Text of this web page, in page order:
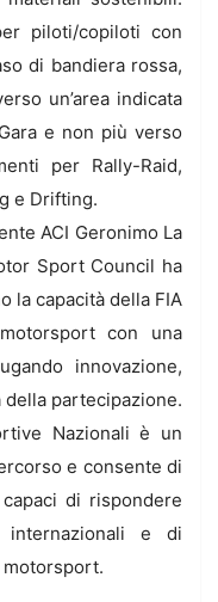
piloti/copiloti con
di bandiera rossa,
un’area indicata
e non più verso
per Rally-Raid,
e Drifting.
ACI Geronimo La
Sport Council ha
la capacità della FIA
con una
innovazione,
partecipazione.
Nazionali è un
e consente di
di rispondere
internazionali e di
motorsport.